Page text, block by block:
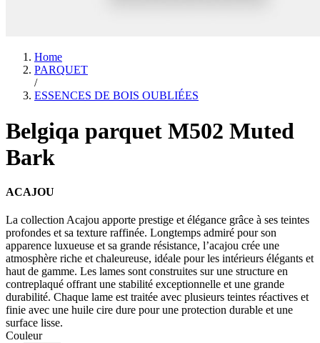
Home
PARQUET
/
ESSENCES DE BOIS OUBLIÉES
Belgiqa parquet M502 Muted
Bark
ACAJOU
La collection Acajou apporte prestige et élégance grâce à ses teintes
profondes et sa texture raffinée. Longtemps admiré pour son
apparence luxueuse et sa grande résistance, l’acajou crée une
atmosphère riche et chaleureuse, idéale pour les intérieurs élégants et
haut de gamme. Les lames sont construites sur une structure en
contreplaqué offrant une stabilité exceptionnelle et une grande
durabilité. Chaque lame est traitée avec plusieurs teintes réactives et
finie avec une huile cire dure pour une protection durable et une
surface lisse.
Couleur